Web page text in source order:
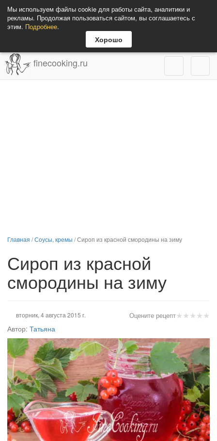
Мы используем файлы cookie для работы сайта, аналитики и
рекламы. Продолжая пользоваться сайтом, вы соглашаетесь с
этим. Подробнее.
Хорошо
finecooking.ru
Главная /Соусы, кремы /Сироп из красной смородины на зиму
Сироп из красной
смородины на зиму
★★★★★
Оцените рецепт
вторник, 4 августа 2015 г.
Автор: Татьяна